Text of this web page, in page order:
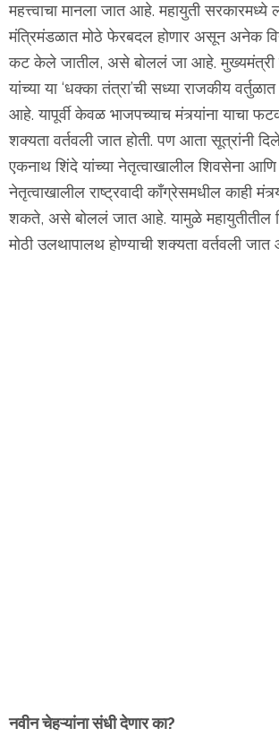
महत्त्वाचा मानला जात आहे. महायुती
मंत्रिमंडळात मोठे फेरबदल होणार असून अनेक
कट केले जातील, असे बोललं जा आहे. मुख्यमंत्री
यांच्या या ‘धक्का तंत्रा’ची सध्या राजकीय
आहे. यापूर्वी केवळ भाजपच्याच मंत्र्यांना याचा
शक्यता वर्तवली जात होती. पण आता सूत्रांनी
एकनाथ शिंदे यांच्या नेतृत्वाखालील शिवसेना आणि
नेतृत्वाखालील राष्ट्रवादी काँग्रेसमधील काही
शकते, असे बोललं जात आहे. यामुळे महायुतीतील
मोठी उलथापालथ होण्याची शक्यता वर्तवली
नवीन चेहऱ्यांना संधी देणार का?